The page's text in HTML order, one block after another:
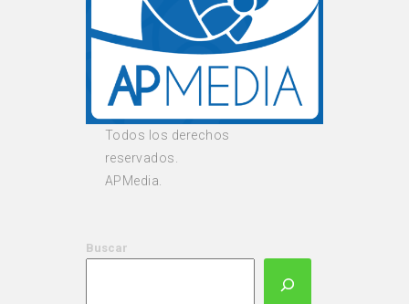
Todos los derechos
reservados.
APMedia.
Buscar